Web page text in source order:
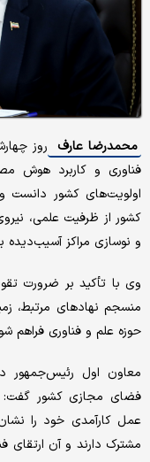
محمدرضا عارف
فناوری و کاربرد هوش
اولویت‌های کشور دانست
کشور از ظرفیت علمی،
و نوسازی مراکز آسیب‌دیده
وی با تأکید بر ضرورت
منسجم نهادهای مرتبط،
حوزه علم و فناوری فراهم
معاون اول رئیس‌جمهور
فضای مجازی کشور گفت:
عمل کارآمدی خود را
مشترک دارند و آن ارتقای